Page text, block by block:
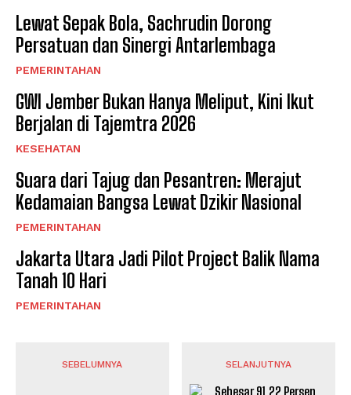
Lewat Sepak Bola, Sachrudin Dorong
Persatuan dan Sinergi Antarlembaga
PEMERINTAHAN
GWI Jember Bukan Hanya Meliput, Kini Ikut
Berjalan di Tajemtra 2026
KESEHATAN
Suara dari Tajug dan Pesantren: Merajut
Kedamaian Bangsa Lewat Dzikir Nasional
PEMERINTAHAN
Jakarta Utara Jadi Pilot Project Balik Nama
Tanah 10 Hari
PEMERINTAHAN
SEBELUMNYA SELANJUTNYA